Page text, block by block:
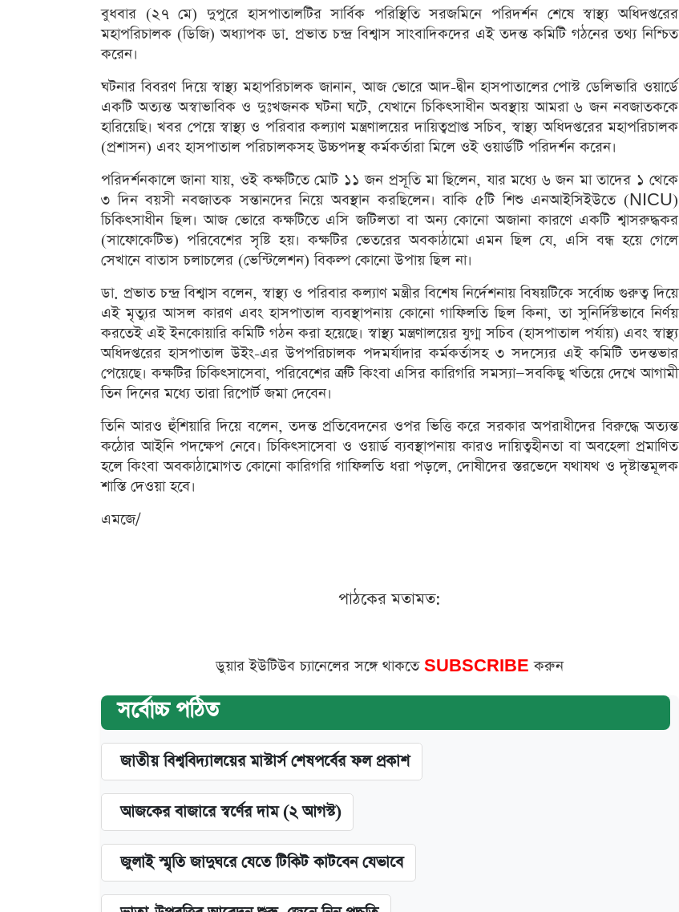
বুধবার (২৭ মে) দুপুরে হাসপাতালটির সার্বিক পরিস্থিতি সরজমিনে পরিদর্শন শেষে স্বাস্থ্য অধিদপ্তরের
মহাপরিচালক (ডিজি) অধ্যাপক ডা. প্রভাত চন্দ্র বিশ্বাস সাংবাদিকদের এই তদন্ত কমিটি গঠনের তথ্য নিশ্চিত
করেন।
ঘটনার বিবরণ দিয়ে স্বাস্থ্য মহাপরিচালক জানান, আজ ভোরে আদ-দ্বীন হাসপাতালের পোস্ট ডেলিভারি ওয়ার্ডে
একটি অত্যন্ত অস্বাভাবিক ও দুঃখজনক ঘটনা ঘটে, যেখানে চিকিৎসাধীন অবস্থায় আমরা ৬ জন নবজাতককে
হারিয়েছি। খবর পেয়ে স্বাস্থ্য ও পরিবার কল্যাণ মন্ত্রণালয়ের দায়িত্বপ্রাপ্ত সচিব, স্বাস্থ্য অধিদপ্তরের মহাপরিচালক
(প্রশাসন) এবং হাসপাতাল পরিচালকসহ উচ্চপদস্থ কর্মকর্তারা মিলে ওই ওয়ার্ডটি পরিদর্শন করেন।
পরিদর্শনকালে জানা যায়, ওই কক্ষটিতে মোট ১১ জন প্রসূতি মা ছিলেন, যার মধ্যে ৬ জন মা তাদের ১ থেকে
৩ দিন বয়সী নবজাতক সন্তানদের নিয়ে অবস্থান করছিলেন। বাকি ৫টি শিশু এনআইসিইউতে (NICU)
চিকিৎসাধীন ছিল। আজ ভোরে কক্ষটিতে এসি জটিলতা বা অন্য কোনো অজানা কারণে একটি শ্বাসরুদ্ধকর
(সাফোকেটিভ) পরিবেশের সৃষ্টি হয়। কক্ষটির ভেতরের অবকাঠামো এমন ছিল যে, এসি বন্ধ হয়ে গেলে
সেখানে বাতাস চলাচলের (ভেন্টিলেশন) বিকল্প কোনো উপায় ছিল না।
ডা. প্রভাত চন্দ্র বিশ্বাস বলেন, স্বাস্থ্য ও পরিবার কল্যাণ মন্ত্রীর বিশেষ নির্দেশনায় বিষয়টিকে সর্বোচ্চ গুরুত্ব দিয়ে
এই মৃত্যুর আসল কারণ এবং হাসপাতাল ব্যবস্থাপনায় কোনো গাফিলতি ছিল কিনা, তা সুনির্দিষ্টভাবে নির্ণয়
করতেই এই ইনকোয়ারি কমিটি গঠন করা হয়েছে। স্বাস্থ্য মন্ত্রণালয়ের যুগ্ম সচিব (হাসপাতাল পর্যায়) এবং স্বাস্থ্য
অধিদপ্তরের হাসপাতাল উইং-এর উপপরিচালক পদমর্যাদার কর্মকর্তাসহ ৩ সদস্যের এই কমিটি তদন্তভার
পেয়েছে। কক্ষটির চিকিৎসাসেবা, পরিবেশের ত্রুটি কিংবা এসির কারিগরি সমস্যা—সবকিছু খতিয়ে দেখে আগামী
তিন দিনের মধ্যে তারা রিপোর্ট জমা দেবেন।
তিনি আরও হুঁশিয়ারি দিয়ে বলেন, তদন্ত প্রতিবেদনের ওপর ভিত্তি করে সরকার অপরাধীদের বিরুদ্ধে অত্যন্ত
কঠোর আইনি পদক্ষেপ নেবে। চিকিৎসাসেবা ও ওয়ার্ড ব্যবস্থাপনায় কারও দায়িত্বহীনতা বা অবহেলা প্রমাণিত
হলে কিংবা অবকাঠামোগত কোনো কারিগরি গাফিলতি ধরা পড়লে, দোষীদের স্তরভেদে যথাযথ ও দৃষ্টান্তমূলক
শাস্তি দেওয়া হবে।
এমজে/
পাঠকের মতামত:
ডুয়ার ইউটিউব চ্যানেলের সঙ্গে থাকতে SUBSCRIBEকরুন
সর্বোচ্চ পঠিত
জাতীয় বিশ্ববিদ্যালয়ের মাস্টার্স শেষপর্বের ফল প্রকাশ
আজকের বাজারে স্বর্ণের দাম (২ আগস্ট)
জুলাই স্মৃতি জাদুঘরে যেতে টিকিট কাটবেন যেভাবে